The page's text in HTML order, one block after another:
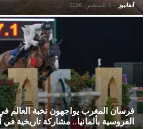
آنفانيوز - 6 أغسطس، 2026
فرسان المغرب يواجهون نخبة العالم
الفروسية بألمانيا.. مشاركة تاريخية